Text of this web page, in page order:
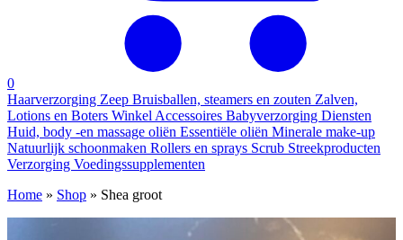
0
Haarverzorging Zeep Bruisballen, steamers en zouten Zalven,
Lotions en Boters Winkel Accessoires Babyverzorging Diensten
Huid, body -en massage oliën Essentiële oliën Minerale make-up
Natuurlijk schoonmaken Rollers en sprays Scrub Streekproducten
Verzorging Voedingssupplementen
Home » Shop » Shea groot